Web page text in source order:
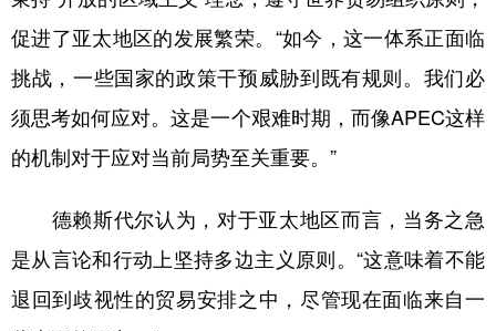
English Español Français عربى
促进了亚太地区的发展繁荣。“如今，这一体系正面临
挑战，一些国家的政策干预威胁到既有规则。我们必
须思考如何应对。这是一个艰难时期，而像APEC这样
的机制对于应对当前局势至关重要。”
德赖斯代尔认为，对于亚太地区而言，当务之急
是从言论和行动上坚持多边主义原则。“这意味着不能
退回到歧视性的贸易安排之中，尽管现在面临来自一